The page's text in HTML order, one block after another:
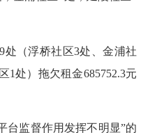
（浮桥社区3处、金浦社
1处）拖欠租金685752.3元
监督作用发挥不明显”的